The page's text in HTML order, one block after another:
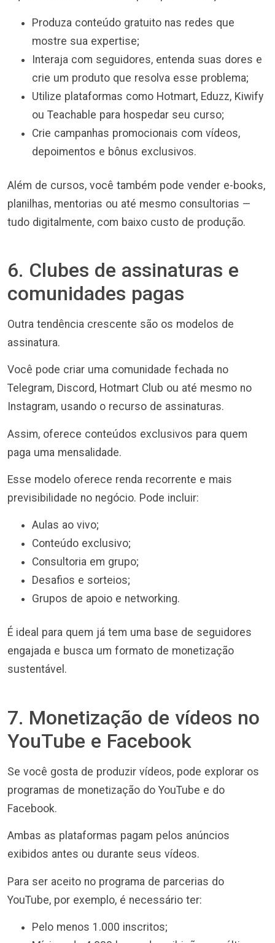
Produza conteúdo gratuito nas redes que
mostre sua expertise;
Interaja com seguidores, entenda suas dores e
crie um produto que resolva esse problema;
Utilize plataformas como Hotmart, Eduzz, Kiwify
ou Teachable para hospedar seu curso;
Crie campanhas promocionais com vídeos,
depoimentos e bônus exclusivos.
Além de cursos, você também pode vender e-books,
planilhas, mentorias ou até mesmo consultorias —
tudo digitalmente, com baixo custo de produção.
6. Clubes de assinaturas e
comunidades pagas
Outra tendência crescente são os modelos de
assinatura.
Você pode criar uma comunidade fechada no
Telegram, Discord, Hotmart Club ou até mesmo no
Instagram, usando o recurso de assinaturas.
Assim, oferece conteúdos exclusivos para quem
paga uma mensalidade.
Esse modelo oferece renda recorrente e mais
previsibilidade no negócio. Pode incluir:
Aulas ao vivo;
Conteúdo exclusivo;
Consultoria em grupo;
Desafios e sorteios;
Grupos de apoio e networking.
É ideal para quem já tem uma base de seguidores
engajada e busca um formato de monetização
sustentável.
7. Monetização de vídeos no
YouTube e Facebook
Se você gosta de produzir vídeos, pode explorar os
programas de monetização do YouTube e do
Facebook.
Ambas as plataformas pagam pelos anúncios
exibidos antes ou durante seus vídeos.
Para ser aceito no programa de parcerias do
YouTube, por exemplo, é necessário ter:
Pelo menos 1.000 inscritos;